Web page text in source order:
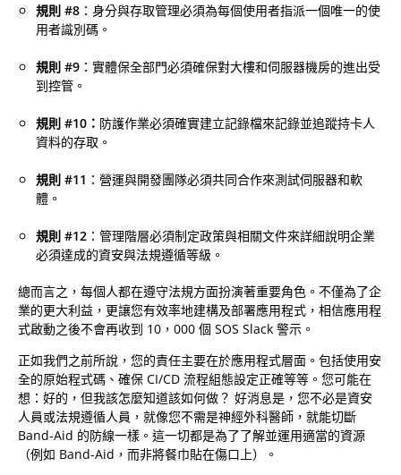
規則 #8 ：身分與存取管理必須為每個使用者指派一個唯一的使
用者識別碼。
規則 #9 ：實體保全部門必須確保對大樓和伺服器機房的進出受
到控管。
規則 #10： 防護作業必須確實建立記錄檔來記錄並追蹤持卡人
資料的存取。
規則 #11 ：營運與開發團隊必須共同合作來測試伺服器和軟
體。
規則 #12 ：管理階層必須制定政策與相關文件來詳細說明企業
必須達成的資安與法規遵循等級。
總而言之，每個人都在遵守法規方面扮演著重要角色。不僅為了企
業的更大利益，更讓您有效率地建構及部署應用程式，相信應用程
式啟動之後不會再收到 10，000 個 SOS Slack 警示。
正如我們之前所說，您的責任主要在於應用程式層面。包括使用安
全的原始程式碼、確保 CI/CD 流程組態設定正確等等。您可能在
想：好的，但我該怎麼知道該如何做？ 好消息是，您不必是資安
人員或法規遵循人員，就像您不需是神經外科醫師，就能切斷
Band-Aid 的防線一樣。這一切都是為了了解並運用適當的資源
（例如 Band-Aid，而非將餐巾貼在傷口上）。